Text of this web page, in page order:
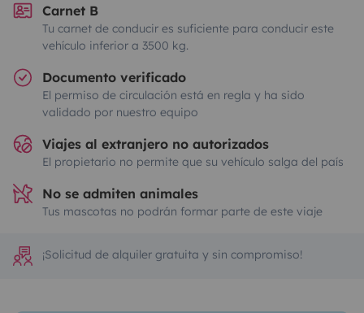
Carnet B
Tu carnet de conducir es suficiente para conducir este
vehículo inferior a 3500 kg.
Documento verificado
El permiso de circulación está en regla y ha sido
validado por nuestro equipo
Viajes al extranjero no autorizados
El propietario no permite que su vehículo salga del país
No se admiten animales
Tus mascotas no podrán formar parte de este viaje
¡Solicitud de alquiler gratuita y sin compromiso!